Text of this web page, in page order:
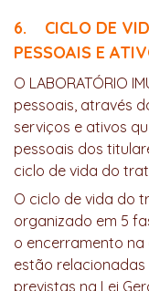
6. CICLO DE
PESSOAIS E
O LABORATÓRIO
pessoais, através
serviços e ativos
pessoais dos
ciclo de vida do
O ciclo de vida do
organizado em 5
o encerramento na
estão
previstas na Lei